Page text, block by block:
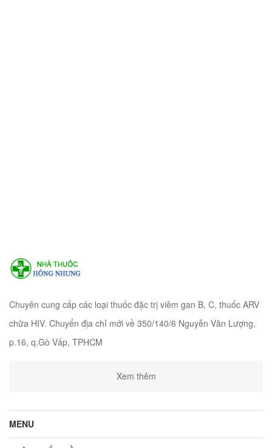
Chuyên cung cấp các loại thuốc đặc trị viêm gan B, C, thuốc ARV
chữa HIV. Chuyển địa chỉ mới về 350/140/6 Nguyễn Văn Lượng,
p.16, q.Gò Vấp, TPHCM
Xem thêm
MENU